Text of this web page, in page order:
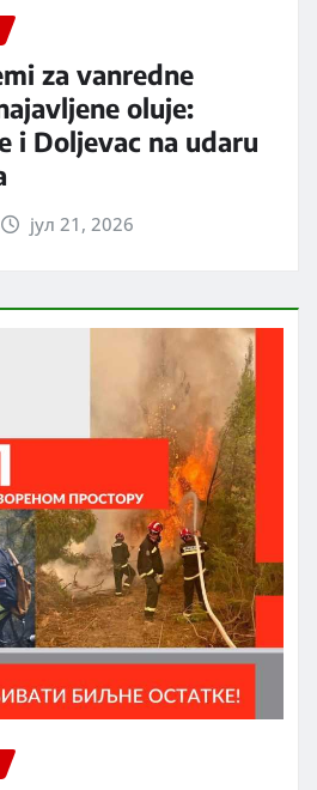
za vanredne
oluje:
i Doljevac na udaru
јул 21, 2026